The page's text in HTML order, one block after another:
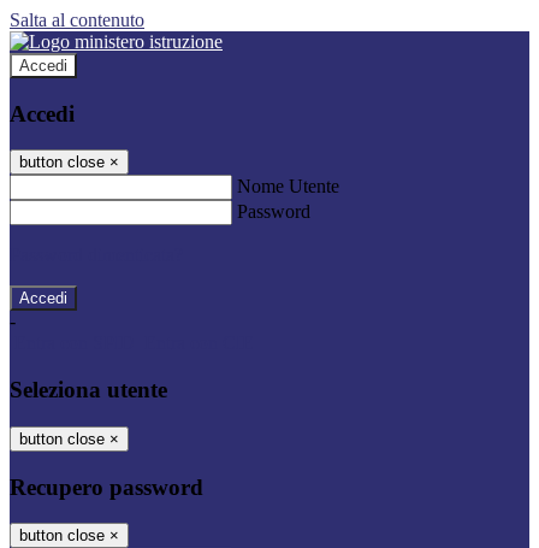
Salta al contenuto
Accedi
Accedi
button close ×
Nome Utente
Password
-
Seleziona utente
button close ×
Recupero password
button close ×